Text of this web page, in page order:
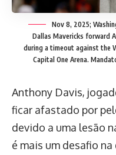
Nov 8, 2025;
Dallas Mavericks forward
during a timeout against the
Capital One Arena.
Anthony Davis,
ficar afastado por
devido a uma lesão
é mais um desafio